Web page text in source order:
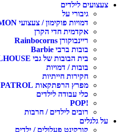
צעצועים לילדים
גיבורי על
דמויות פוקימון / צעצועי POKEMON
אקדמית חדי הקרן
ריינבוקורן Rainbocorns
בובות ברבי Barbie
בית הבובות של גבי GABBY'S DOLLHOUSE
בובות / דמויות
חקירות חייתיות
מפרץ הרפתקאות PAW PATROL
כלי עבודה לילדים
!POP
רובים לילדים / חרבות
על גלגלים
קורקינט פעלולים / ילדים